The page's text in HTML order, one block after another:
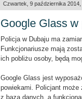
Czwartek, 9 października 2014,
Google Glass w
Policja w Dubaju ma
Funkcjonariusze mają
ich pobliżu osoby, będą
Google Glass jest
powiekami. Policjant może
z bazą danych, a